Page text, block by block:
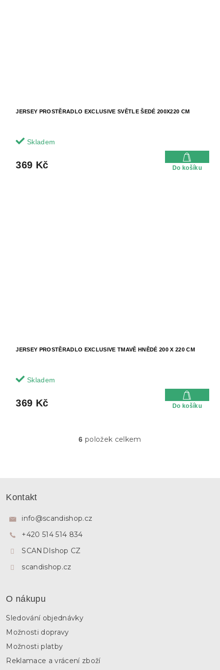
JERSEY PROSTĚRADLO EXCLUSIVE SVĚTLE ŠEDÉ 200X220 CM
Skladem
369 Kč Do košíku
JERSEY PROSTĚRADLO EXCLUSIVE TMAVĚ HNĚDÉ 200 X 220 CM
Skladem
369 Kč Do košíku
O
6 položek celkem
Kontakt
info@scandishop.cz
+420 514 514 834
SCANDIshop CZ
scandishop.cz
O nákupu
Sledování objednávky
Možnosti dopravy
Možnosti platby
Reklamace a vrácení zboží